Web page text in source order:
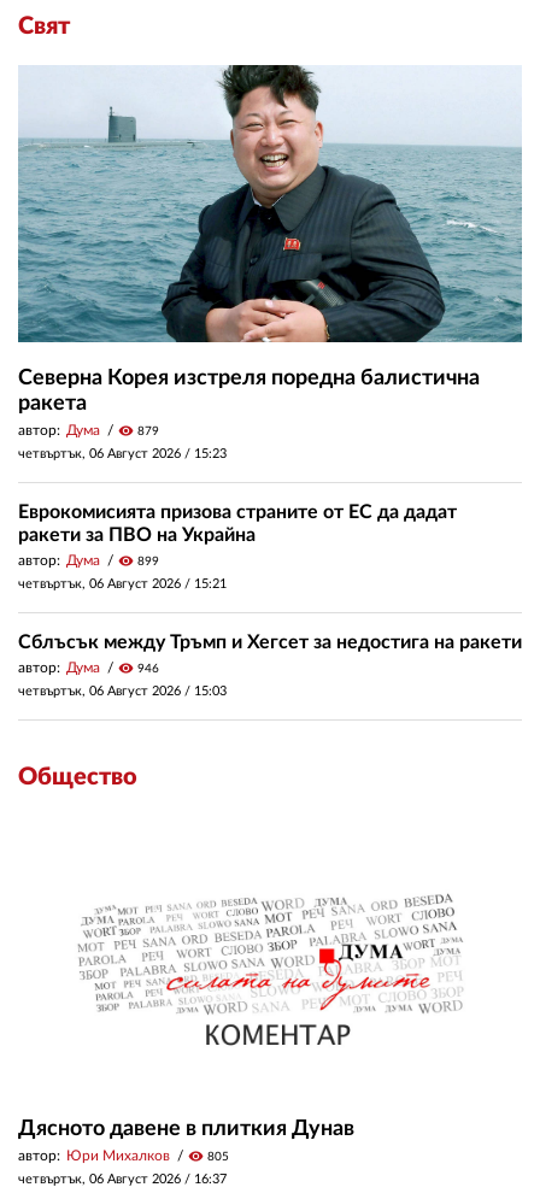
Свят
Северна Корея изстреля поредна балистична
ракета
автор: Дума visibility 879
четвъртък, 06 Август 2026 / 15:23
Еврокомисията призова страните от ЕС да дадат
ракети за ПВО на Украйна
автор: Дума visibility 899
четвъртък, 06 Август 2026 / 15:21
Сблъсък между Тръмп и Хегсет за недостига на ракети
автор: Дума visibility 946
четвъртък, 06 Август 2026 / 15:03
Общество
Дясното давене в плиткия Дунав
автор: Юри Михалков visibility 805
четвъртък, 06 Август 2026 / 16:37